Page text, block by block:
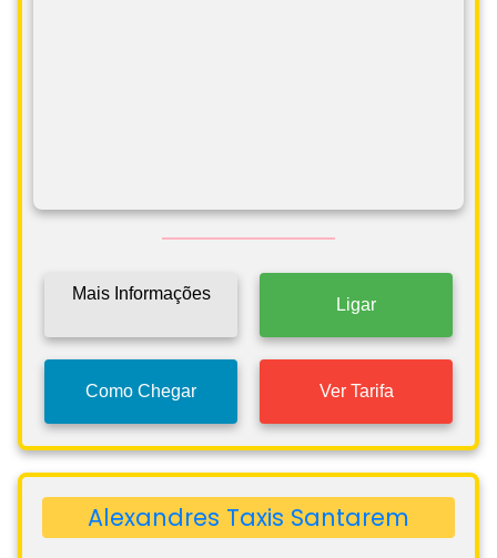
Mais Informações
Ligar
Como Chegar Ver Tarifa
Alexandres Taxis Santarem